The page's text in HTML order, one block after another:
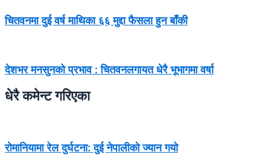
चितवनमा दुई वर्ष माथिका ६६ मुद्दा फैसला हुन बाँकी
देशभर मनसुनको प्रभाव : चितवनलगायत धेरै भूभागमा वर्षा
धेरै कमेन्ट गरिएका
रोमानियामा रेल दुर्घटना: दुई नेपालीको ज्यान गयो